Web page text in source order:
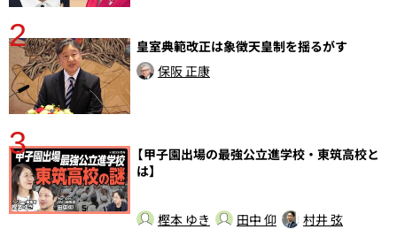
2
皇室典範改正は象徴天皇制を揺るがす
保阪 正康
3
【甲子園出場の最強公立進学校・東筑高校と
は】
樫本 ゆき 田中 仰 村井 弦